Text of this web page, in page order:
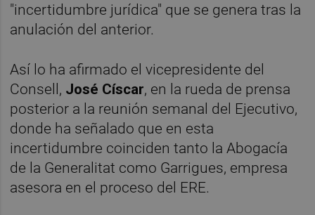
"incertidumbre jurídica" que se genera tras la
anulación del anterior.
Así lo ha afirmado el vicepresidente del
Consell, José Císcar, en la rueda de prensa
posterior a la reunión semanal del Ejecutivo,
donde ha señalado que en esta
incertidumbre coinciden tanto la Abogacía
de la Generalitat como Garrigues, empresa
asesora en el proceso del ERE.